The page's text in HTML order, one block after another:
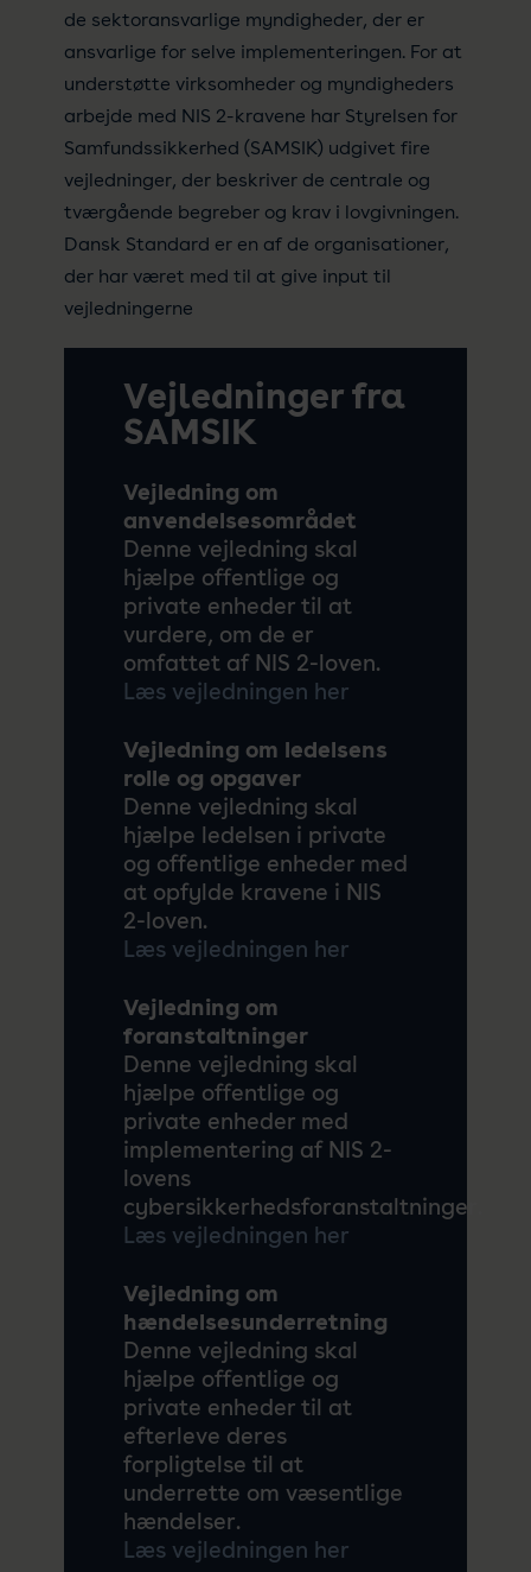
de sektoransvarlige myndigheder, der er
ansvarlige for selve implementeringen. For at
understøtte virksomheder og myndigheders
arbejde med NIS 2-kravene har Styrelsen for
Samfundssikkerhed (SAMSIK) udgivet fire
vejledninger, der beskriver de centrale og
tværgående begreber og krav i lovgivningen.
Dansk Standard er en af de organisationer,
der har været med til at give input til
vejledningerne
Vejledninger fra
SAMSIK
Vejledning om
anvendelsesområdet
Denne vejledning skal
hjælpe offentlige og
private enheder til at
vurdere, om de er
omfattet af NIS 2-loven.
Læs vejledningen her
Vejledning om ledelsens
rolle og opgaver
Denne vejledning skal
hjælpe ledelsen i private
og offentlige enheder med
at opfylde kravene i NIS
2-loven.
Læs vejledningen her
Vejledning om
foranstaltninger
Denne vejledning skal
hjælpe offentlige og
private enheder med
implementering af NIS 2-
lovens
cybersikkerhedsforanstaltninger.
Læs vejledningen her
Vejledning om
hændelsesunderretning
Denne vejledning skal
hjælpe offentlige og
private enheder til at
efterleve deres
forpligtelse til at
underrette om væsentlige
hændelser.
Læs vejledningen her